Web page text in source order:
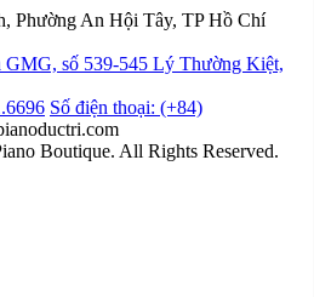
Phường An Hội Tây, TP Hồ Chí
GMG, số 539-545 Lý Thường Kiệt,
Số điện thoại: (+84)
Boutique. All Rights Reserved.